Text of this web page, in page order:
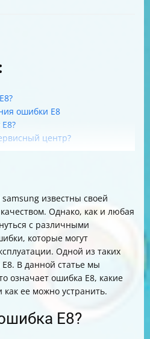
ошибки E8
центр?
известны своей
Однако, как и любая
с различными
которые могут
Одной из таких
В данной статье мы
означает ошибка E8, какие
ее можно устранить.
E8?